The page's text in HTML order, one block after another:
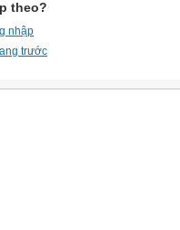
theo?
nhập
trước